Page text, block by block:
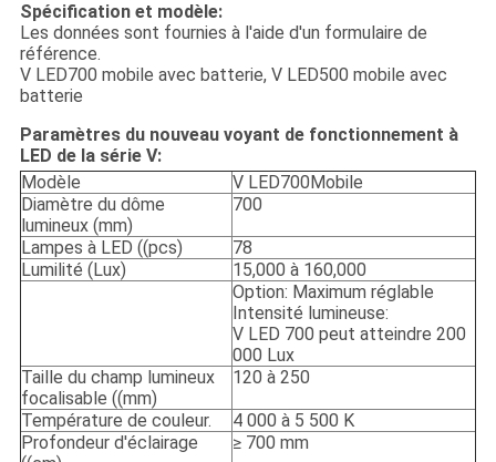
Spécification et modèle:
Les données sont fournies à l'aide d'un formulaire de
référence.
V LED700 mobile avec batterie, V LED500 mobile avec
batterie
Paramètres du nouveau voyant de fonctionnement à
LED de la série V:
Modèle
V LED700Mobile
Diamètre du dôme
lumineux (mm)
700
Lampes à LED ((pcs)
78
Lumilité (Lux)
15,000 à 160,000
Option: Maximum réglable
Intensité lumineuse:
V LED 700 peut atteindre 200
000 Lux
Taille du champ lumineux
focalisable ((mm)
120 à 250
Température de couleur.
4 000 à 5 500 K
Profondeur d'éclairage
≥ 700 mm